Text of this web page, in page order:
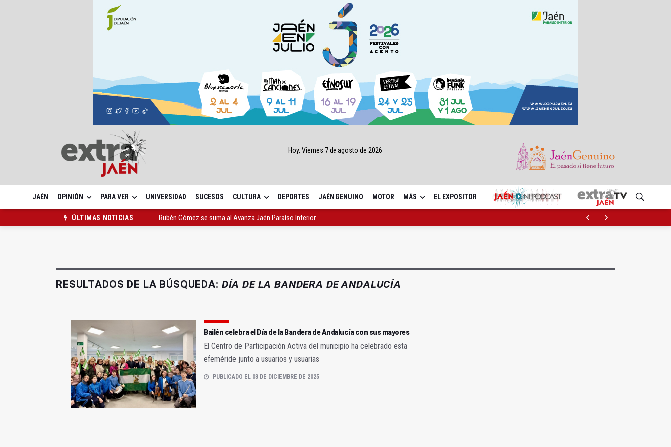
Hoy, Viernes 7 de agosto de 2026
JAÉN OPINIÓN PARA VER UNIVERSIDAD SUCESOS CULTURA DEPORTES JAÉN GENUINO MOTOR MÁS EL EXPOSITOR
ÚLTIMAS NOTICIAS
Rubén Gómez se suma al Avanza Jaén Paraíso Interior
RESULTADOS DE LA BÚSQUEDA: DÍA DE LA BANDERA DE ANDALUCÍA
Bailén celebra el Día de la Bandera de Andalucía con sus mayores
El Centro de Participación Activa del municipio ha celebrado esta
efeméride junto a usuarios y usuarias
PUBLICADO EL 03 DE DICIEMBRE DE 2025